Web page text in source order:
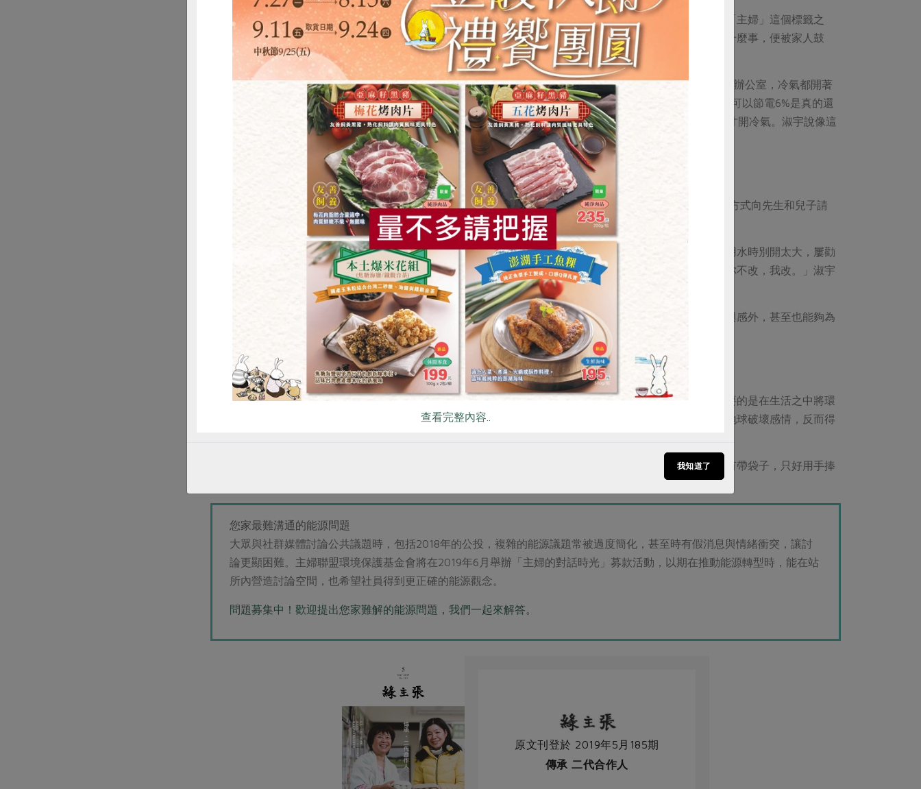
「以家為優先，但不能限縮對家庭主婦這個角色的想像。」這是淑宇多年來的態度。她本來認為女性被貼上「主婦」這個標籤之
後，做事好像都綁手綁腳，但在參與基金會會務後，她開始主動跟家人討論環保議題，分享在基金會做了些什麼事，便被家人鼓
勵，她其實可以做得更多。如此一來，她不但突破自己的限制，家庭關係也變得更好了。
像是10多年前的暑假，電費帳單2個月居然高達7、8千元，使他們意識到節電的重要。但淑宇先生平常在公司辦公室，冷氣都開著
23度的低溫，回到家覺得熱。淑宇便想辦法，小小地演起戲來，自言自語說：「開23度好冷喔∼聽說提升1度可以節電6%是真的還
假的啊？」便引起先生興趣。她逐漸調高冷氣溫度、搭配電風扇，而節電也有效果後，家人都能接受到28度才開冷氣。淑宇說像這
樣「無形之中慢慢來、沒什麼感覺」的方法，最適合偷渡環保概念，內化到家庭生活。
換位思考，循序漸進
最初，淑宇對於電學不太懂， 先生會虧她：「妳這樣還要去社區大學當講師喔！」但後來她用虛心問問題的方式向先生和兒子請
教，例如：瓦數、功率、電磁波等等，家人間的談話就越來越親近。
對孩子，她總是很容易嘮叨，若叨念數次仍勸不聽，便自己想辦法。她舉了「節水」為例，每次叫兩個兒子用水時別開太大，屢勸
不聽，最後淑宇索性自己在水龍頭裡裝節水墊片，使得水量看起來不變，但其實跑出來的大部分是空氣。「你不改，我改。」淑宇
語帶稚氣與傲氣地說。
有了教學與實戰經驗後，她發覺人最怕沒有鼓勵，所以一定要把節電成效公布出來，除了能夠使得家人有參與感外，甚至也能夠為
了省下更多的電費參加節電競賽、一同查資料，最大收穫者仍是自己。
在「生活便利性」與「落實環保」間找到平衡
談及一路走來的環保意識，她說：「其實也沒什麼一定的中心思想，自己的觀念是隨著行動而轉變的。」重要的是在生活之中將環
保小妙方實踐於無形，以循序漸進、軟性的方式慢慢來，「最主要是希望讓家人沒什麼壓力，不然為了愛護地球破壞感情，反而得
至於環保要落實到何種程度，淑宇輕鬆地說：「有時候在外面看到想買的菜啊，附近又沒有合作社，剛好沒有帶袋子，只好用手捧
您家最難溝通的能源問題
大眾與社群媒體討論公共議題時，包括2018年的公投，複雜的能源議題常被過度簡化，甚至時有假消息與情緒衝突，讓討
論更顯困難。主婦聯盟環境保護基金會將在2019年6月舉辦「主婦的對話時光」募款活動，以期在推動能源轉型時，能在站
所內營造討論空間，也希望社員得到更正確的能源觀念。
問題募集中！歡迎提出您家難解的能源問題，我們一起來解答。
原文刊登於 2019年5月185期
傳承 二代合作人
惜食 RPET 食譜 減硝酸鹽 雞蛋 食安 共同購買
查看完整內容..
我知道了